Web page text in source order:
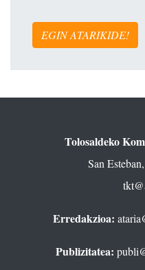
EGIN ATARIKIDE!
Tolosaldeko
San
Erredakzioa:
Publizitatea: